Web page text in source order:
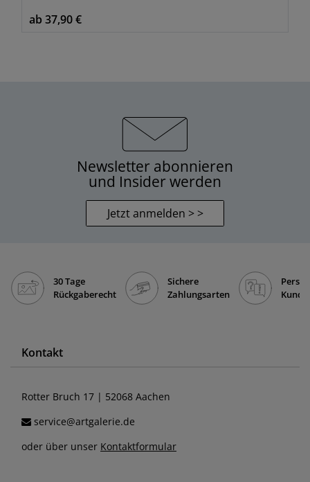
ab 37,90 €
Newsletter abonnieren
und Insider werden
Jetzt anmelden > >
30 Tage
Rückgaberecht
Sichere
Zahlungsarten
Kontakt
Rotter Bruch 17 | 52068 Aachen
service@artgalerie.de
oder über unser Kontaktformular